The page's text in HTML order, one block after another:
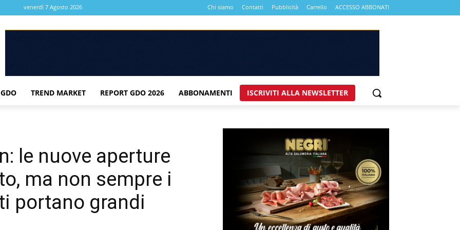
venerdì 7 Agosto 2026 Chi siamo Contatti Pubblicità Carrello ACCESSO ABBONATI
TREND MARKET REPORT GDO 2026 ABBONAMENTI ISCRIVITI ALLA NEWSLETTER
le nuove aperture
ma non sempre i
portano grandi